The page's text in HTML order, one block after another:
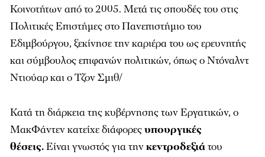
Κοινοτήτων από το 2005. Μετά τις σπουδές του στις
Πολιτικές Επιστήμες στο Πανεπιστήμιο του
Εδιμβούργου, ξεκίνησε την καριέρα του ως ερευνητής
και σύμβουλος επιφανών πολιτικών, όπως ο Ντόναλντ
Ντιούαρ και ο Τζον Σμιθ​/
Κατά τη διάρκεια της κυβέρνησης των Εργατικών, ο
ΜακΦάντεν κατείχε διάφορεςυπουργικές
θέσεις.Είναι γνωστός για τηνκεντροδεξιάτου